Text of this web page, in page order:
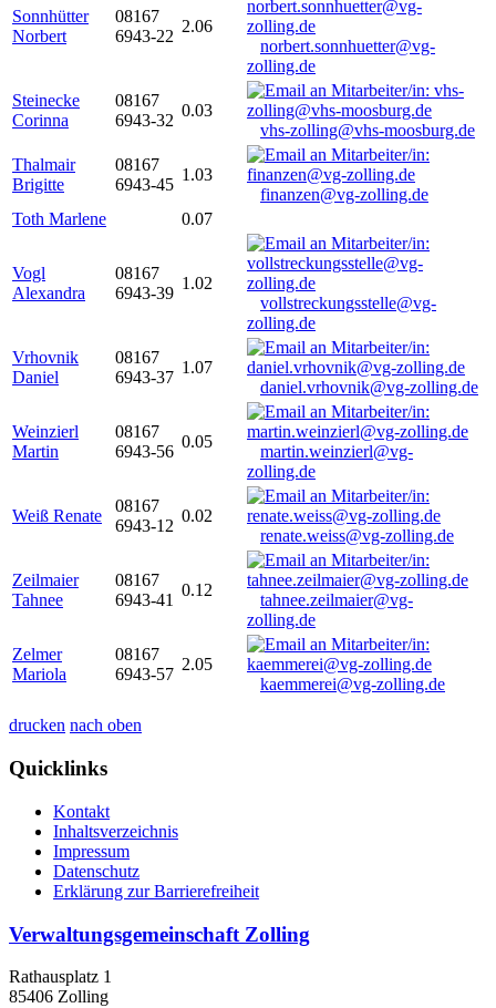
Sonnhütter
Norbert
08167
6943-22
2.06
norbert.sonnhuetter@vg-
zolling.de
Steinecke
Corinna
08167
6943-32
0.03
vhs-zolling@vhs-moosburg.de
Thalmair
Brigitte
08167
6943-45
1.03
finanzen@vg-zolling.de
Toth Marlene
0.07
Vogl
Alexandra
08167
6943-39
1.02
vollstreckungsstelle@vg-
zolling.de
Vrhovnik
Daniel
08167
6943-37
1.07
daniel.vrhovnik@vg-zolling.de
Weinzierl
Martin
08167
6943-56
0.05
martin.weinzierl@vg-
zolling.de
Weiß Renate
08167
6943-12
0.02
renate.weiss@vg-zolling.de
Zeilmaier
Tahnee
08167
6943-41
0.12
tahnee.zeilmaier@vg-
zolling.de
Zelmer
Mariola
08167
6943-57
2.05
kaemmerei@vg-zolling.de
drucken nach oben
Quicklinks
Kontakt
Inhaltsverzeichnis
Impressum
Datenschutz
Erklärung zur Barrierefreiheit
Verwaltungsgemeinschaft Zolling
Rathausplatz 1
85406 Zolling